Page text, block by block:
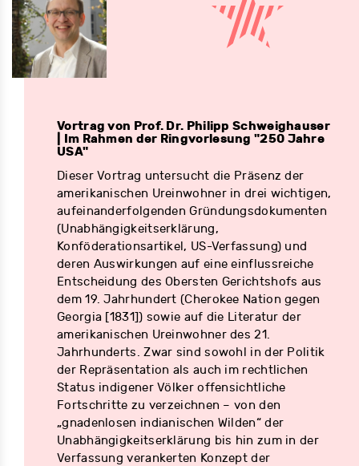
Vortrag von Prof. Dr. Philipp Schweighauser
| Im Rahmen der Ringvorlesung "250 Jahre
USA"
Dieser Vortrag untersucht die Präsenz der
amerikanischen Ureinwohner in drei wichtigen,
aufeinanderfolgenden Gründungsdokumenten
(Unabhängigkeitserklärung,
Konföderationsartikel, US-Verfassung) und
deren Auswirkungen auf eine einflussreiche
Entscheidung des Obersten Gerichtshofs aus
dem 19. Jahrhundert (Cherokee Nation gegen
Georgia [1831]) sowie auf die Literatur der
amerikanischen Ureinwohner des 21.
Jahrhunderts. Zwar sind sowohl in der Politik
der Repräsentation als auch im rechtlichen
Status indigener Völker offensichtliche
Fortschritte zu verzeichnen – von den
„gnadenlosen indianischen Wilden“ der
Unabhängigkeitserklärung bis hin zum in der
Verfassung verankerten Konzept der